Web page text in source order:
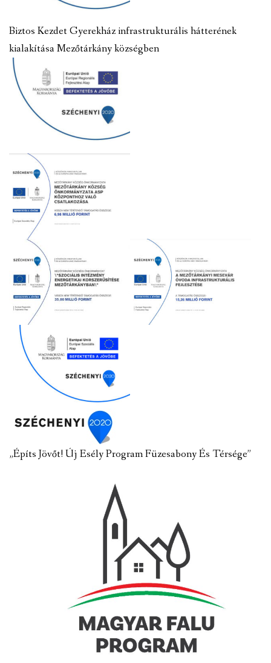
Biztos Kezdet Gyerekház infrastrukturális hátterének
kialakítása Mezőtárkány községben
„Építs Jövőt! Új Esély Program Füzesabony És Térsége”